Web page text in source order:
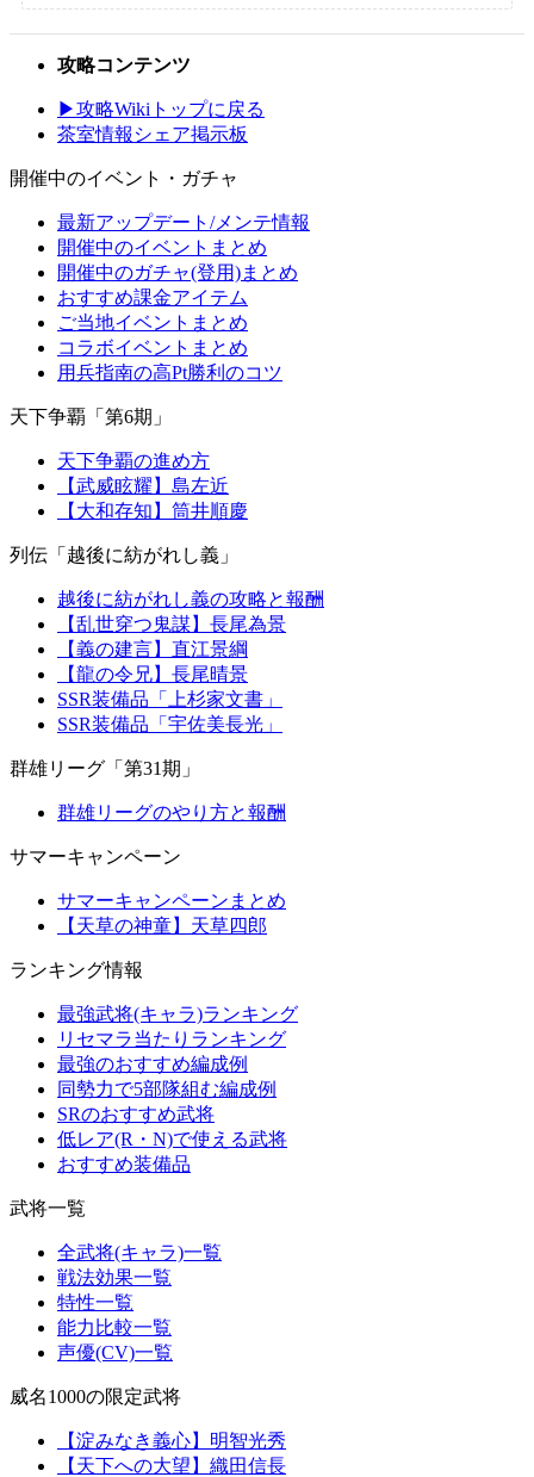
攻略コンテンツ
▶攻略Wikiトップに戻る
茶室情報シェア掲示板
開催中のイベント・ガチャ
最新アップデート/メンテ情報
開催中のイベントまとめ
開催中のガチャ(登用)まとめ
おすすめ課金アイテム
ご当地イベントまとめ
コラボイベントまとめ
用兵指南の高Pt勝利のコツ
天下争覇「第6期」
天下争覇の進め方
【武威眩耀】島左近
【大和存知】筒井順慶
列伝「越後に紡がれし義」
越後に紡がれし義の攻略と報酬
【乱世穿つ鬼謀】長尾為景
【義の建言】直江景綱
【龍の令兄】長尾晴景
SSR装備品「上杉家文書」
SSR装備品「宇佐美長光」
群雄リーグ「第31期」
群雄リーグのやり方と報酬
サマーキャンペーン
サマーキャンペーンまとめ
【天草の神童】天草四郎
ランキング情報
最強武将(キャラ)ランキング
リセマラ当たりランキング
最強のおすすめ編成例
同勢力で5部隊組む編成例
SRのおすすめ武将
低レア(R・N)で使える武将
おすすめ装備品
武将一覧
全武将(キャラ)一覧
戦法効果一覧
特性一覧
能力比較一覧
声優(CV)一覧
威名1000の限定武将
【淀みなき義心】明智光秀
【天下への大望】織田信長